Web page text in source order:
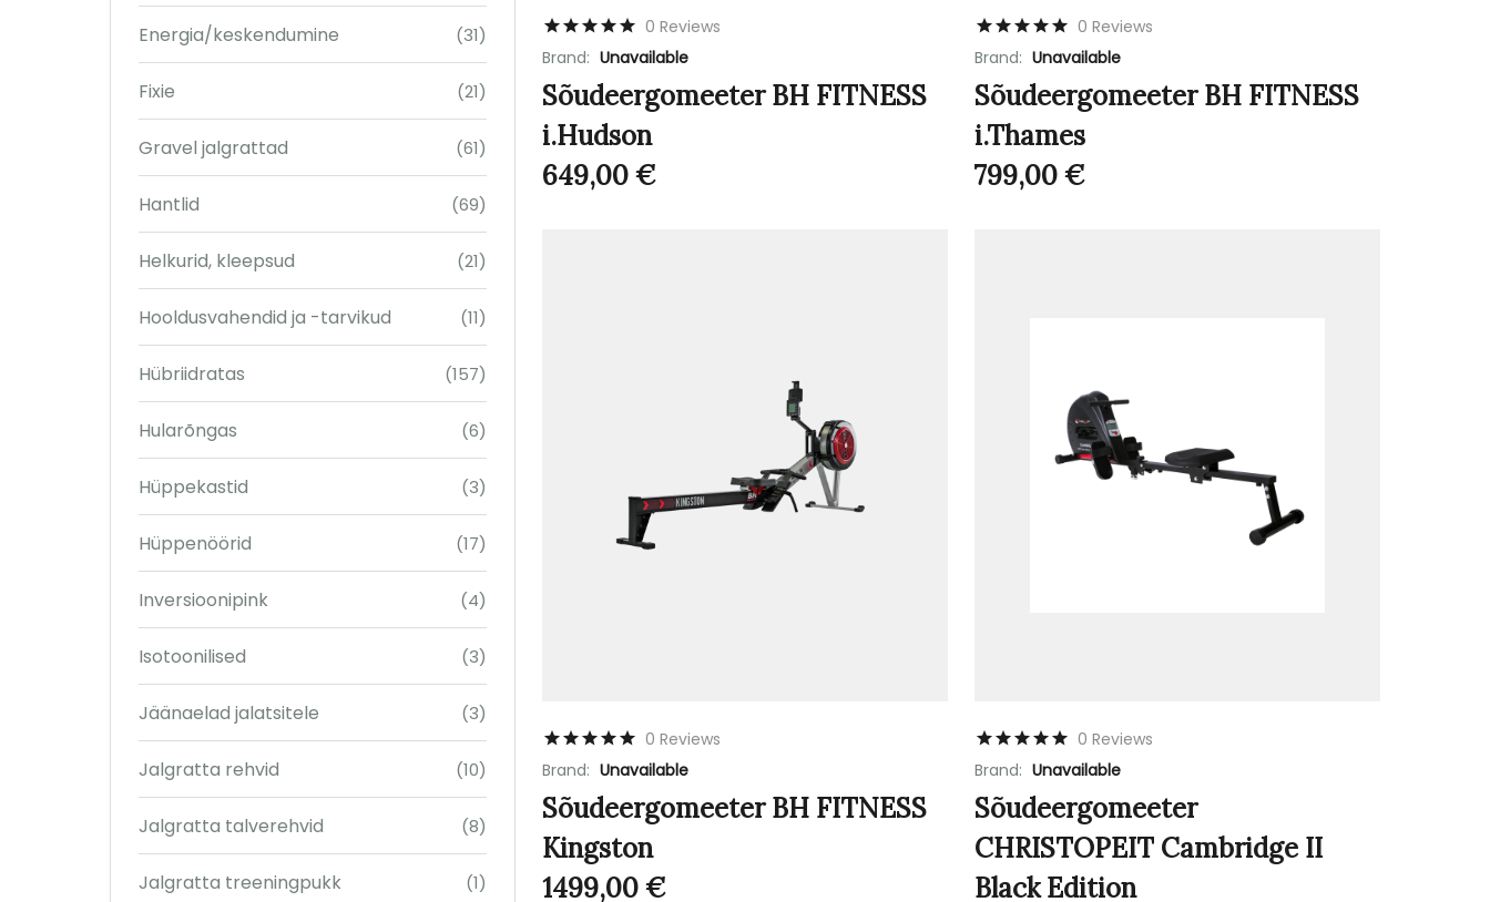
Energia/keskendumine (31)
Fixie (21)
Gravel jalgrattad (61)
Hantlid (69)
Helkurid, kleepsud (21)
Hooldusvahendid ja -tarvikud (11)
Hübriidratas (157)
Hularõngas (6)
Hüppekastid (3)
Hüppenöörid (17)
Inversioonipink (4)
Isotoonilised (3)
Jäänaelad jalatsitele (3)
Jalgratta rehvid (10)
Jalgratta talverehvid (8)
Jalgratta treeningpukk (1)
0 Reviews
Brand: Unavailable
Sõudeergomeeter BH FITNESS
i.Hudson
649,00€
0 Reviews
Brand: Unavailable
Sõudeergomeeter BH FITNESS
i.Thames
799,00€
0 Reviews
Brand: Unavailable
Sõudeergomeeter BH FITNESS
Kingston
1499,00€
0 Reviews
Brand: Unavailable
Sõudeergomeeter
CHRISTOPEIT Cambridge II
Black Edition